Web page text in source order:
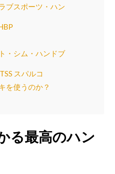
ブスポーツ・ハン
・シム・ハンドブ
スパルコ
を使うのか？
る最高のハン